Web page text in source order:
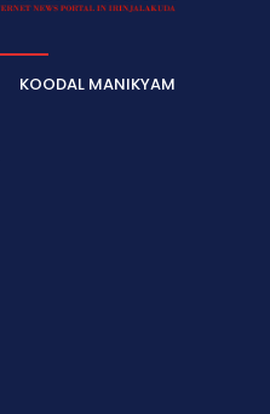
KOODAL MANIKYAM